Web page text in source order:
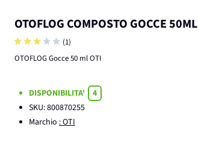
OTOFLOG COMPOSTO GOCCE 50ML
(1)
OTOFLOG Gocce 50 ml OTI
DISPONIBILITA'
4
SKU:800870255
Marchio : OTI